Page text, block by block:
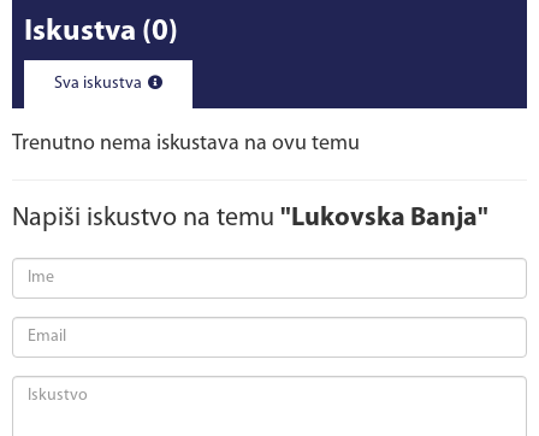
Iskustva (0)
Sva iskustva
Trenutno nema iskustava na ovu temu
Napiši iskustvo na temu "Lukovska Banja"